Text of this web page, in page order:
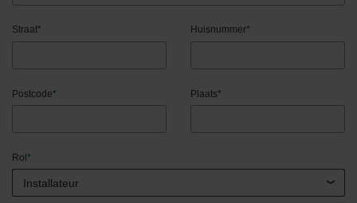
Straat* Huisnummer*
Postcode* Plaats*
Installateur
Rol*